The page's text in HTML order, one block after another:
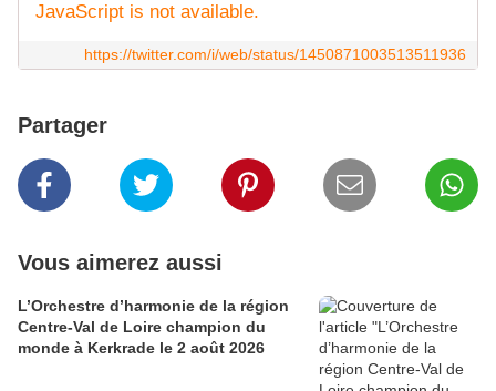
JavaScript is not available.
https://twitter.com/i/web/status/1450871003513511936
Partager
Vous aimerez aussi
L’Orchestre d’harmonie de la région
Centre-Val de Loire champion du
monde à Kerkrade le 2 août 2026